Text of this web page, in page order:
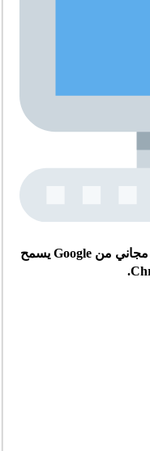
Chrome Remote Desktop هو برنامج مجاني من Google يسمح